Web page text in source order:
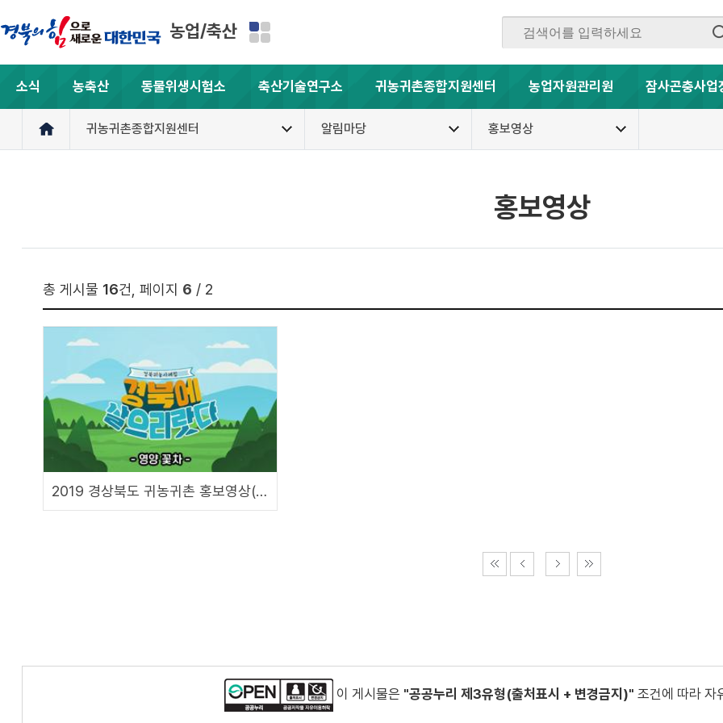
농업/축산
소식 농축산 동물위생시험소 축산기술연구소 귀농귀촌종합지원센터 농업자원관리원 잠사곤충사업
귀농귀촌종합지원센터 알림마당 홍보영상
홍보영상
총 게시물 16건, 페이지 6 / 2
2019 경상북도 귀농귀촌 홍보영상(귀농이라 쓰고 성공으로 읽다)
이 게시물은 "공공누리 제3유형(출처표시 + 변경금지)" 조건에 따라 자